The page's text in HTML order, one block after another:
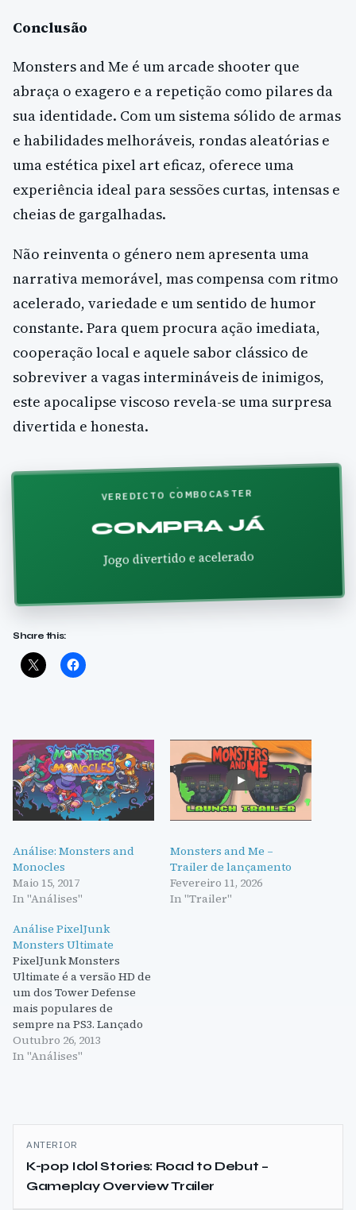
Conclusão
Monsters and Me é um arcade shooter que
abraça o exagero e a repetição como pilares da
sua identidade. Com um sistema sólido de armas
e habilidades melhoráveis, rondas aleatórias e
uma estética pixel art eficaz, oferece uma
experiência ideal para sessões curtas, intensas e
cheias de gargalhadas.
Não reinventa o género nem apresenta uma
narrativa memorável, mas compensa com ritmo
acelerado, variedade e um sentido de humor
constante. Para quem procura ação imediata,
cooperação local e aquele sabor clássico de
sobreviver a vagas intermináveis de inimigos,
este apocalipse viscoso revela-se uma surpresa
divertida e honesta.
VEREDICTO COMBOCASTER
COMPRA JÁ
Jogo divertido e acelerado
Share this:
Análise: Monsters and
Monocles
Maio 15, 2017
In "Análises"
Monsters and Me –
Trailer de lançamento
Fevereiro 11, 2026
In "Trailer"
Análise PixelJunk
Monsters Ultimate
PixelJunk Monsters
Ultimate é a versão HD de
um dos Tower Defense
mais populares de
sempre na PS3. Lançado
já há algum tempo, o PC
recebe agora uma versão
pacote completo com
novos conteúdos, desafios
Outubro 26, 2013
In "Análises"
Navegação
de
artigos
ANTERIOR
K-pop Idol Stories: Road to Debut –
Gameplay Overview Trailer